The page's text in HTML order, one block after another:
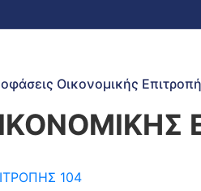
Οικονομικής
104